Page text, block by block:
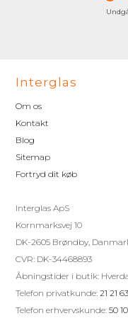
Interglas
Om os
Kontakt
Blog
Sitemap
Fortryd dit køb
Interglas ApS
Kornmarksvej 10
DK-2605 Brøndby,
CVR: DK-34468893
Åbningstider i butik:
Telefon privatkunde:21 21
Telefon erhvervskunde:50